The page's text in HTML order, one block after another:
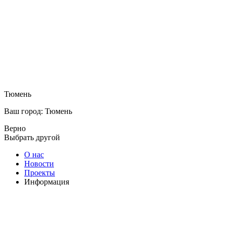
Тюмень
Ваш город: Тюмень
Верно
Выбрать другой
О нас
Новости
Проекты
Информация